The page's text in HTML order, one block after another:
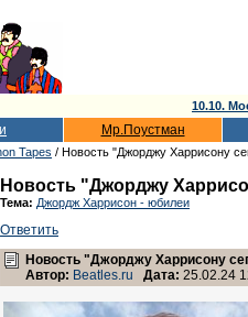
10.10.
Мр.Поустман
Tapes / Новость "Джорджу Харрисону
Новость "Джорджу
Тема: Джордж Харрисон - юбилеи
Ответить
Новость "Джорджу Харрисону
Автор: Beatles.ru Дата: 25.02.24